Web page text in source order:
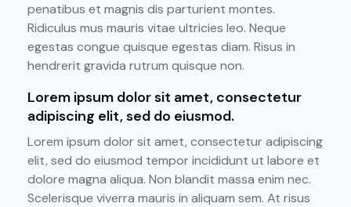
penatibus et magnis dis parturient montes.
Ridiculus mus mauris vitae ultricies leo. Neque
egestas congue quisque egestas diam. Risus in
hendrerit gravida rutrum quisque non.
Lorem ipsum dolor sit amet, consectetur
adipiscing elit, sed do eiusmod.
Lorem ipsum dolor sit amet, consectetur adipiscing
elit, sed do eiusmod tempor incididunt ut labore et
dolore magna aliqua. Non blandit massa enim nec.
Scelerisque viverra mauris in aliquam sem. At risus